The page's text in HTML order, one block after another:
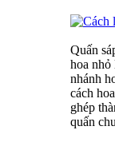
Quấn
hoa nhỏ
nhánh
cách
ghép
quấn